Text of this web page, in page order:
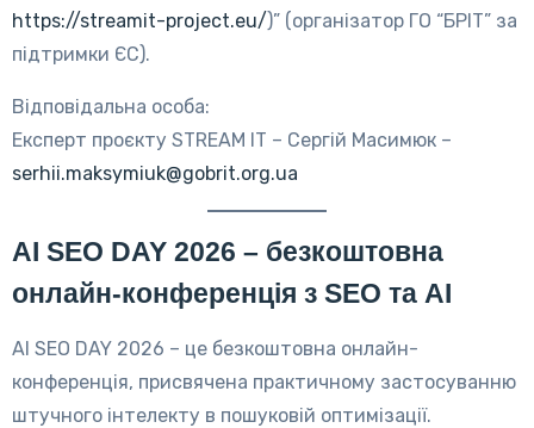
https://streamit-project.eu/)” (організатор ГО “БРІТ” за
підтримки ЄС).
Відповідальна особа:
Експерт проєкту STREAM IT – Сергій Масимюк –
serhii.maksymiuk@gobrit.org.ua
AI SEO DAY 2026 – безкоштовна
онлайн-конференція з SEO та AI
AI SEO DAY 2026 – це безкоштовна онлайн-
конференція, присвячена практичному застосуванню
штучного інтелекту в пошуковій оптимізації.